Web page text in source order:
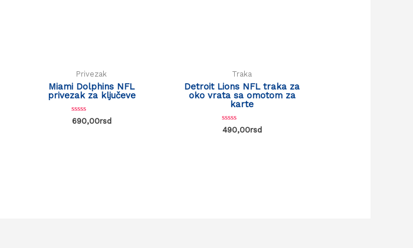
Privezak
Miami Dolphins NFL
privezak za ključeve
Rated
690,00rsd
Traka
Detroit Lions NFL traka za
oko vrata sa omotom za
karte
Rated
490,00rsd